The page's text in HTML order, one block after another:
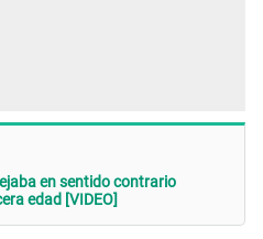
en sentido contrario
edad [VIDEO]